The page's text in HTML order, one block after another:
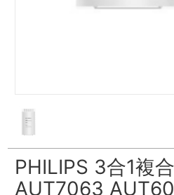
PHILIPS 3合1複
AUT7063